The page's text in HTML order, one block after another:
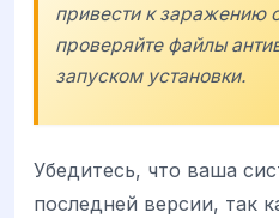
привести к заражению
проверяйте файлы
запуском установки.
Убедитесь, что ваша
последней версии, так